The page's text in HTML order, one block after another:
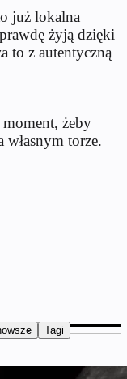
już lokalna
żyją dzięki
to z autentyczną
moment, żeby
torze.
Tagi